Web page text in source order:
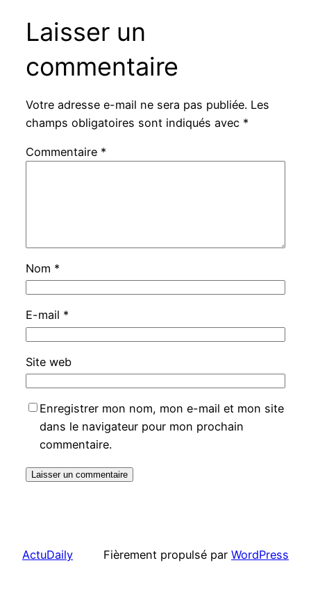
Laisser un
commentaire
Votre adresse e-mail ne sera pas publiée. Les
champs obligatoires sont indiqués avec *
Commentaire *
Nom *
E-mail *
Site web
Enregistrer mon nom, mon e-mail et mon site
dans le navigateur pour mon prochain
commentaire.
ActuDaily Fièrement propulsé par WordPress